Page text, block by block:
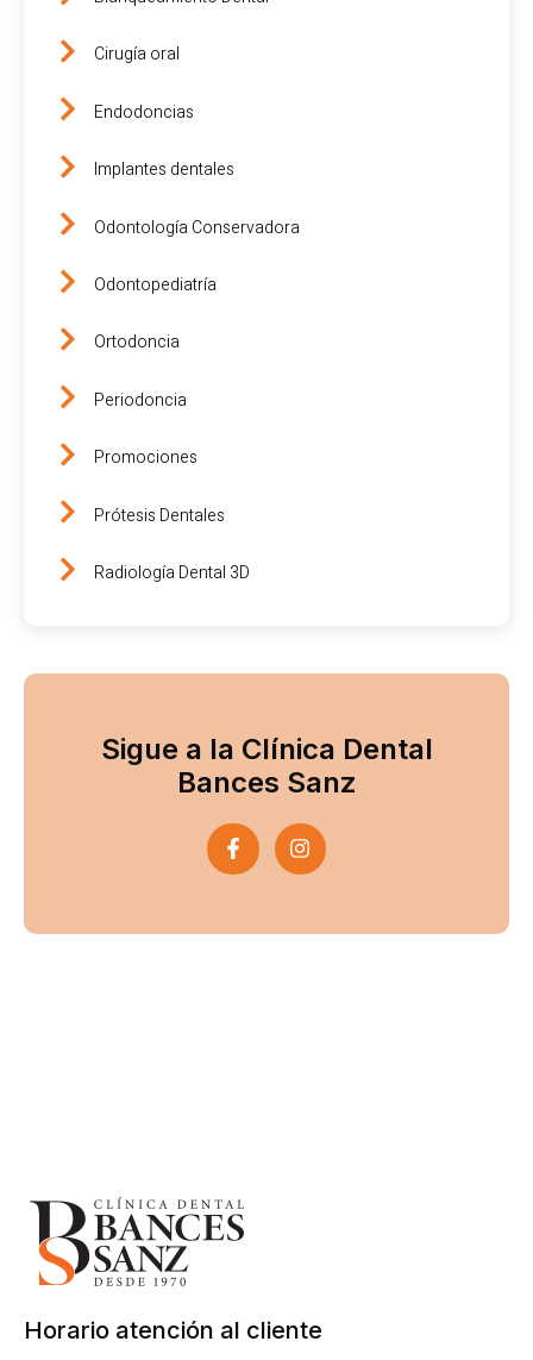
Cirugía oral
Endodoncias
Implantes dentales
Odontología Conservadora
Odontopediatría
Ortodoncia
Periodoncia
Promociones
Prótesis Dentales
Radiología Dental 3D
Sigue a la Clínica Dental
Bances Sanz
Horario atención al cliente